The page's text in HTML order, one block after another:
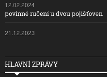
12.02.2024
povinné ručení u dvou pojišťoven
21.12.2023
HLAVNÍ ZPRÁVY